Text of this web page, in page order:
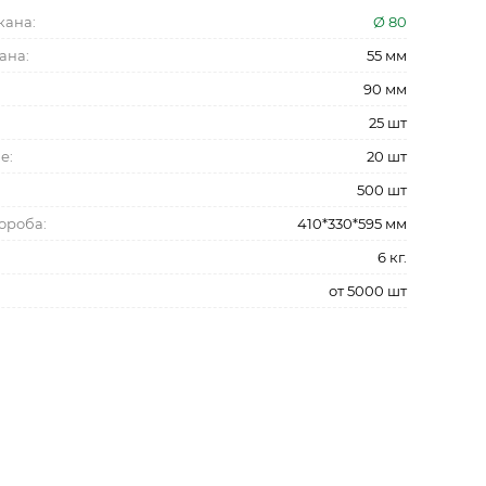
Ø 80
55 мм
90 мм
25 шт
20 шт
500 шт
410*330*595 мм
6 кг.
от 5000 шт